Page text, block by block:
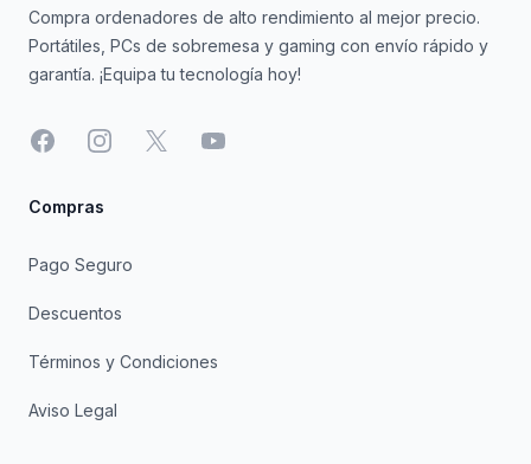
Compra ordenadores de alto rendimiento al mejor precio.
Portátiles, PCs de sobremesa y gaming con envío rápido y
garantía. ¡Equipa tu tecnología hoy!
FacebookInstagram
X YouTube
Compras
Pago Seguro
Descuentos
Términos y Condiciones
Aviso Legal